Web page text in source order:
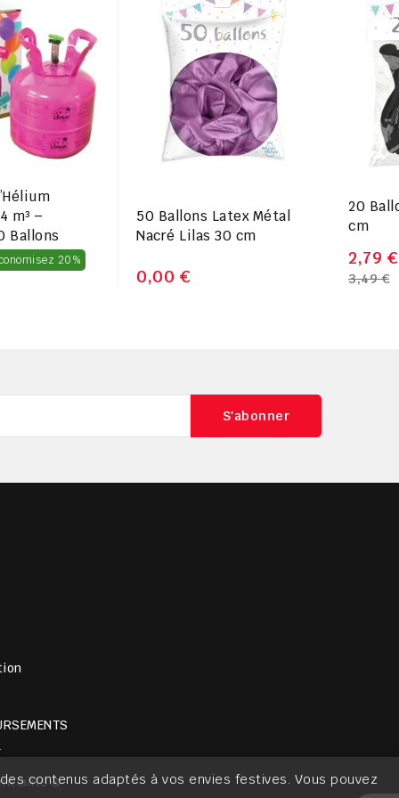
m³ –
Ballons
20% Prix
50 Ballons Latex Métal
Nacré Lilas 30 cm
0,00 €
20
cm
2,79 €
3,49 €
&
contenus adaptés à vos envies festives. Vous pouvez